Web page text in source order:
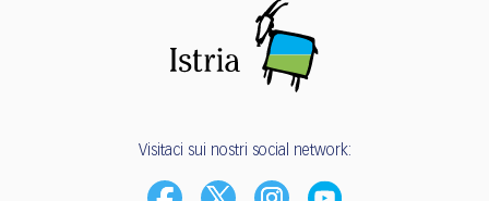
Visitaci sui nostri social network: